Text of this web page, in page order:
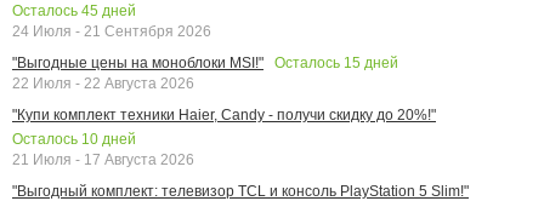
Осталось 45 дней
24 Июля - 21 Сентября 2026
"Выгодные цены на моноблоки MSI!"
Осталось 15 дней
22 Июля - 22 Августа 2026
"Купи комплект техники Haier, Candy - получи скидку до 20%!"
Осталось 10 дней
21 Июля - 17 Августа 2026
"Выгодный комплект: телевизор TCL и консоль PlayStation 5 Slim!"